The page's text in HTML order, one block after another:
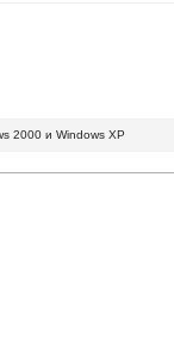
2000 и Windows XP